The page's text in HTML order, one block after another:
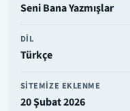
Seni Bana Yazmışlar
DIL
Türkçe
SITEMIZE EKLENME
20 Şubat 2026